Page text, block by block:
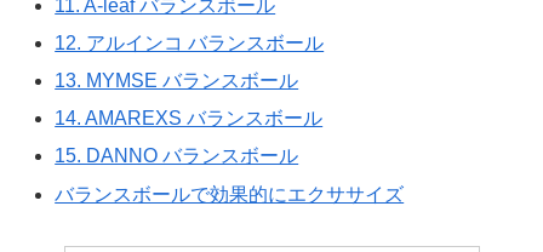
11. A-leaf バランスボール
12. アルインコ バランスボール
13. MYMSE バランスボール
14. AMAREXS バランスボール
15. DANNO バランスボール
バランスボールで効果的にエクササイズ